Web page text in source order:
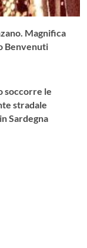
Magnifica
Benvenuti
soccorre le
stradale
Sardegna